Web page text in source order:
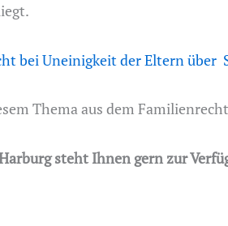
bei Uneinigkeit der Eltern über
Thema aus dem
steht Ihnen gern zur